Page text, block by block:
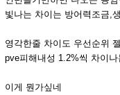
빛나는 차이는 방어력조금,
영각한줄 차이도 우선순위
pve피해내성 1.2%씩 차이
이게 뭔가싶네